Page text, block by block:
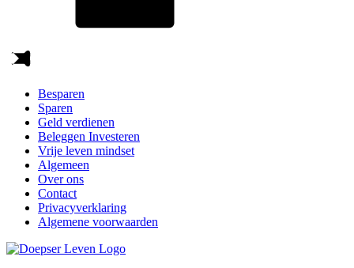
Besparen
Sparen
Geld verdienen
Beleggen Investeren
Vrije leven mindset
Algemeen
Over ons
Contact
Privacyverklaring
Algemene voorwaarden